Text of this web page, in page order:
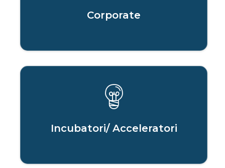
Corporate
Incubatori/ Acceleratori